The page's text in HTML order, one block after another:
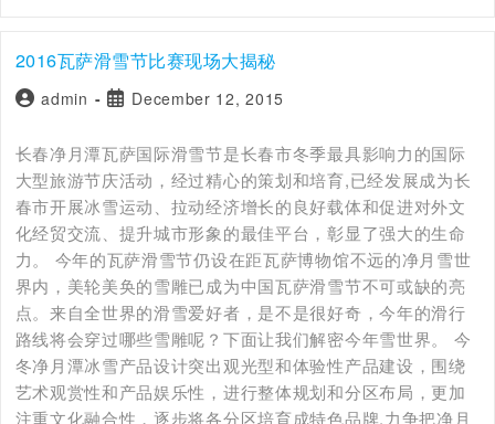
2016瓦萨滑雪节比赛现场大揭秘
admin December 12, 2015
长春净月潭瓦萨国际滑雪节是长春市冬季最具影响力的国际
大型旅游节庆活动，经过精心的策划和培育,已经发展成为长
春市开展冰雪运动、拉动经济增长的良好载体和促进对外文
化经贸交流、提升城市形象的最佳平台，彰显了强大的生命
力。 今年的瓦萨滑雪节仍设在距瓦萨博物馆不远的净月雪世
界内，美轮美奂的雪雕已成为中国瓦萨滑雪节不可或缺的亮
点。来自全世界的滑雪爱好者，是不是很好奇，今年的滑行
路线将会穿过哪些雪雕呢？下面让我们解密今年雪世界。 今
冬净月潭冰雪产品设计突出观光型和体验性产品建设，围绕
艺术观赏性和产品娱乐性，进行整体规划和分区布局，更加
注重文化融合性，逐步将各分区培育成特色品牌,力争把净月